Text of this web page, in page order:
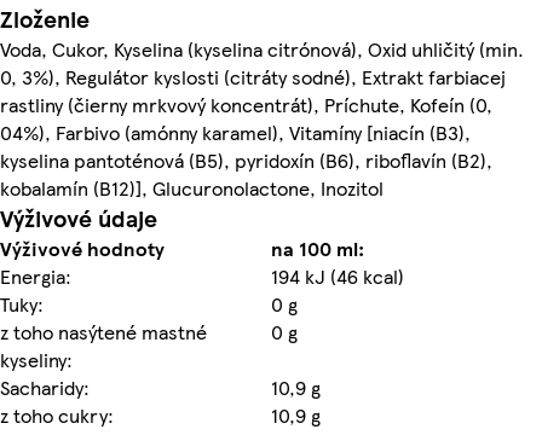
Zloženie
Voda, Cukor, Kyselina (kyselina citrónová), Oxid uhličitý (min.
0, 3%), Regulátor kyslosti (citráty sodné), Extrakt farbiacej
rastliny (čierny mrkvový koncentrát), Príchute, Kofeín (0,
04%), Farbivo (amónny karamel), Vitamíny [niacín (B3),
kyselina pantoténová (B5), pyridoxín (B6), riboflavín (B2),
kobalamín (B12)], Glucuronolactone, Inozitol
Výživové údaje
Výživové hodnoty
na 100 ml:
Energia:
194 kJ (46 kcal)
Tuky:
0 g
z toho nasýtené mastné
kyseliny:
0 g
Sacharidy:
10,9 g
z toho cukry:
10,9 g